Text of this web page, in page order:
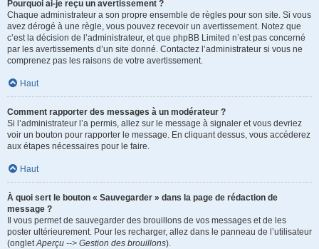
Pourquoi ai-je reçu un avertissement ?
Chaque administrateur a son propre ensemble de règles pour son site. Si vous
avez dérogé à une règle, vous pouvez recevoir un avertissement. Notez que
c’est la décision de l’administrateur, et que phpBB Limited n’est pas concerné
par les avertissements d’un site donné. Contactez l’administrateur si vous ne
comprenez pas les raisons de votre avertissement.
Haut
Comment rapporter des messages à un modérateur ?
Si l’administrateur l’a permis, allez sur le message à signaler et vous devriez
voir un bouton pour rapporter le message. En cliquant dessus, vous accéderez
aux étapes nécessaires pour le faire.
Haut
À quoi sert le bouton « Sauvegarder » dans la page de rédaction de
message ?
Il vous permet de sauvegarder des brouillons de vos messages et de les
poster ultérieurement. Pour les recharger, allez dans le panneau de l’utilisateur
(ongletAperçu --> Gestion des brouillons).